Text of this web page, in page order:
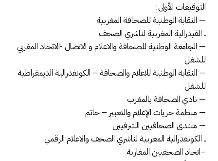
التوقيعات الأولى:
— النقابة الوطنية للصحافة المغربية
ــ الفيدرالية المغربية لناشري الصحف
— الجامعة الوطنية للصحافة والاعلام و الاتصال -الاتحاد المغربي
للشغل
— النقابة الوطنية للاعلام والصحافة – الكونفدرالية الديمقراطية
للشغل
— نادي الصحافة بالمغرب
— منظمة حريات الإعلام والتعبير – حاتم
— منتدى الصحافيين الشرفيين
ــ الكونفدرالية المغربية لناشري الصحف والاعلام الرقمي
–اتحاد الصحفيين المغاربة